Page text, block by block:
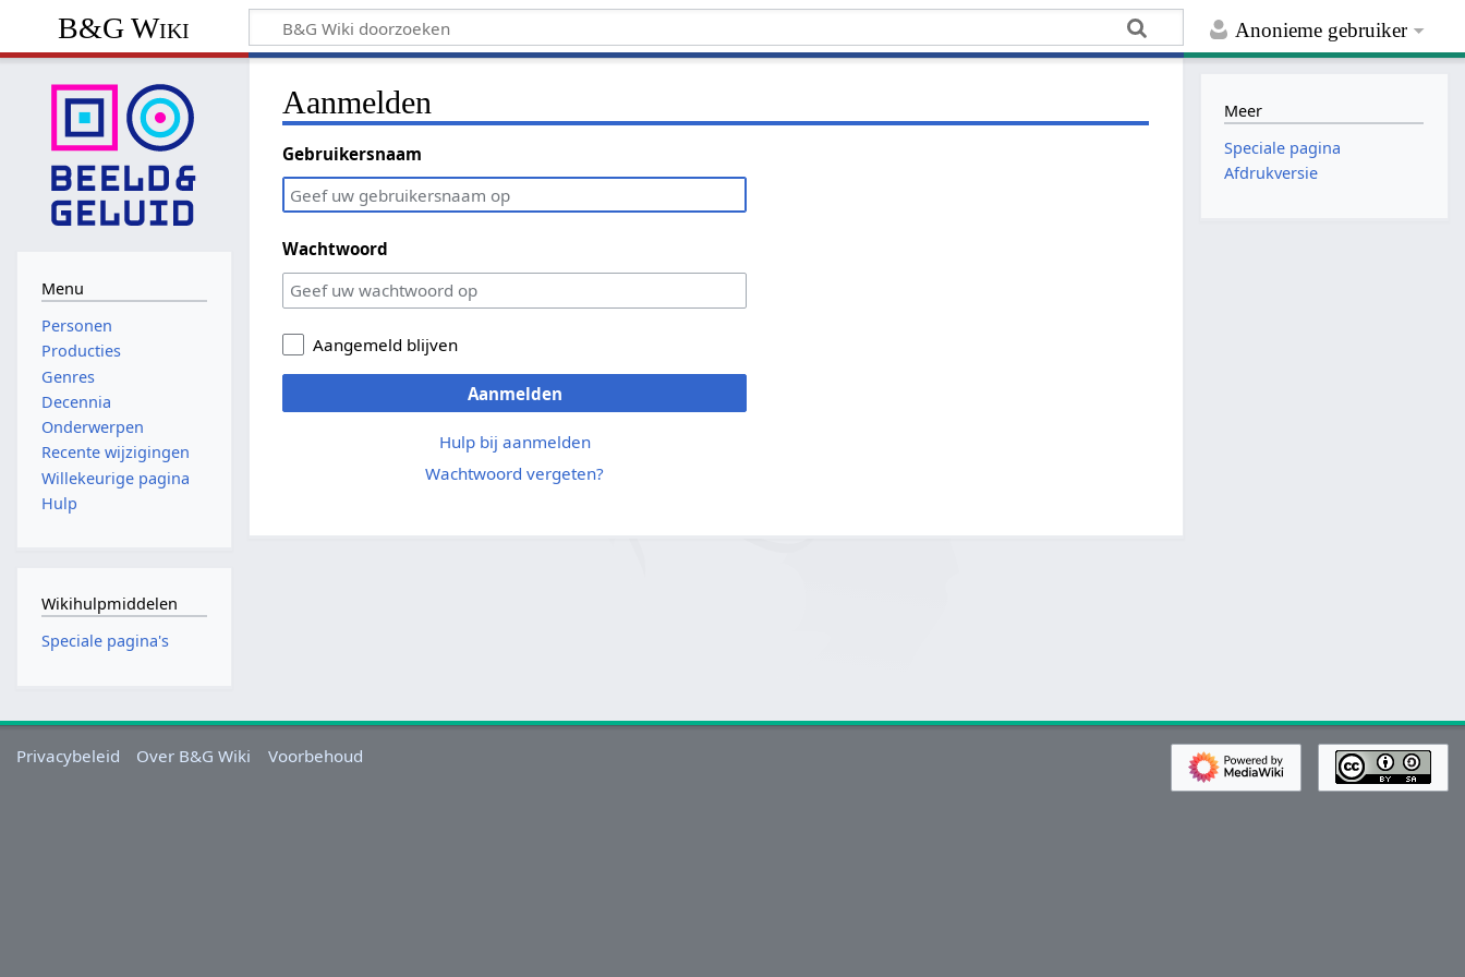
Anonieme gebruiker
B&G Wiki
Aanmelden
Gebruikersnaam
Wachtwoord
Aangemeld blijven
Aanmelden
Hulp bij aanmelden
Wachtwoord vergeten?
Menu
Personen
Producties
Genres
Decennia
Onderwerpen
Recente wijzigingen
Willekeurige pagina
Hulp
Wikihulpmiddelen
Speciale pagina's
Meer
Speciale pagina
Afdrukversie
Privacybeleid Over B&G Wiki Voorbehoud